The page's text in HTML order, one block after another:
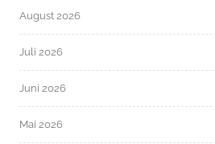
August 2026
Juli 2026
Juni 2026
Mai 2026